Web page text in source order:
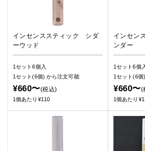
インセンススティック シダ
ーウッド
1セット6個入
1セット(6個) から注文可能
¥660〜(税込)
1個あたり¥110
インセン
ンダー
1セット6個
1セット(6個)
¥660〜(
1個あたり